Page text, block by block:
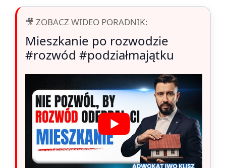
🎥 ZOBACZ WIDEO PORADNIK:
Mieszkanie po rozwodzie
#rozwód #podziałmajątku